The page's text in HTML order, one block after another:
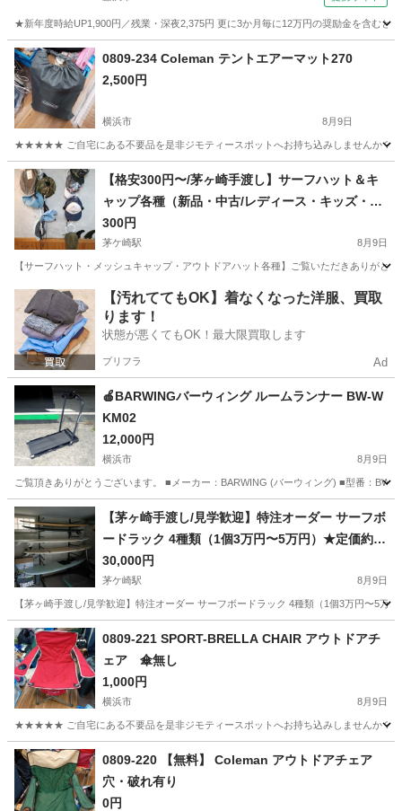
★新年度時給UP1,900円／残業・深夜2,375円 更に3か月毎に12万円の奨励金を含む
神奈川 藤沢市 0809-234 Coleman テントエアーマット270
2,500円
横浜市 8月9日
★★★★★ ご自宅にある不要品を是非ジモティースポットへお持ち込みしませんか？
神奈川 横浜市 その他 Coleman
【格安300円〜/茅ヶ崎手渡し】サーフハット＆キ
ャップ各種（新品・中古/レディース・キッズ・メ
ンズ）日焼け防止・マリンスポーツに！
300円
茅ケ崎駅 8月9日
【サーフハット・メッシュキャップ・アウトドアハット各種】 ​ご覧いただきありが
神奈川 茅ヶ崎市 茅ケ崎駅 マリンスポーツ サーフハット
【汚れててもOK】着なくなった洋服、買取
ります！
状態が悪くてもOK！最大限買取します
プリフラ Ad
🍎BARWINGバーウィング ルームランナー BW-W
KM02
12,000円
横浜市 8月9日
ご覧頂きありがとうございます。 ■メーカー：BARWING (バーウィング) ■型番：
神奈川 横浜市 ランニング、ジョギング バーウィング
【茅ヶ崎手渡し/見学歓迎】特注オーダー サーフボ
ードラック 4種類（1個3万円〜5万円）★定価約15
万円/個★縦掛けバー付
30,000円
茅ケ崎駅 8月9日
【茅ヶ崎手渡し/見学歓迎】特注オーダー サーフボードラック 4種類（1個3万円〜5
神奈川 茅ヶ崎市0809-221 SPORT-BRELLA CHAIR アウトドアチ
ェア 傘無し
1,000円
横浜市 8月9日
★★★★★ ご自宅にある不要品を是非ジモティースポットへお持ち込みしませんか？
神奈川 横浜市 アウトドア
0809-220 【無料】 Coleman アウトドアチェア
穴・破れ有り
0円